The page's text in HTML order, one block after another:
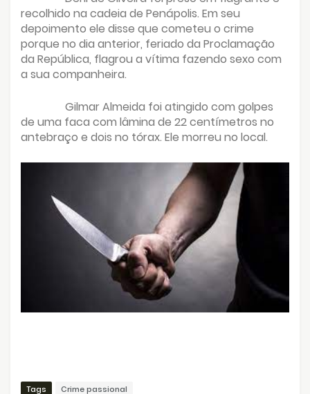
recolhido na cadeia de Penápolis. Em seu
depoimento ele disse que cometeu o crime
porque no dia anterior, feriado da Proclamação
da República, flagrou a vítima fazendo sexo com
a sua companheira.
Gilmar Almeida foi atingido com golpes
de uma faca com lâmina de 22 centímetros no
antebraço e dois no tórax. Ele morreu no local.
Tags Crime passional